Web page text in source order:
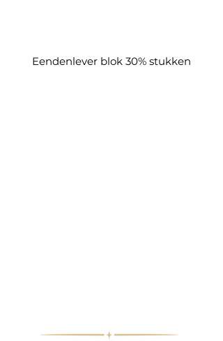
Eendenlever blok 30% stukken